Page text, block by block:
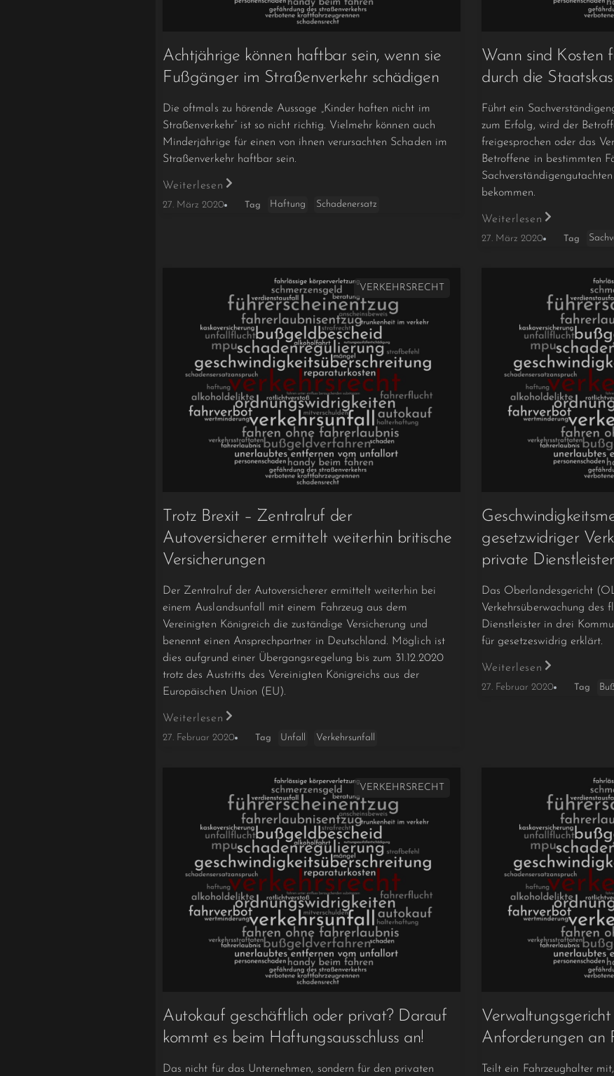
Achtjährige können haftbar sein, wenn sie
Fußgänger im Straßenverkehr schädigen
Die oftmals zu hörende Aussage „Kinder haften nicht im
Straßenverkehr“ ist so nicht richtig. Vielmehr können auch
Minderjährige für einen von ihnen verursachten Schaden im
Straßenverkehr haftbar sein.
Weiterlesen
27. März 2020 Tag Haftung Schadenersatz
Wann sind Kosten
durch die
Führt ein
zum Erfolg, wird der
freigesprochen oder das
Betroffene in bestimmten
bekommen.
Weiterlesen
27. März 2020 Tag
Trotz Brexit – Zentralruf der
Autoversicherer ermittelt weiterhin britische
Versicherungen
Der Zentralruf der Autoversicherer ermittelt weiterhin bei
einem Auslandsunfall mit einem Fahrzeug aus dem
Vereinigten Königreich die zuständige Versicherung und
benennt einen Ansprechpartner in Deutschland. Möglich ist
dies aufgrund einer Übergangsregelung bis zum 31.12.2020
trotz des Austritts des Vereinigten Königreichs aus der
Europäischen Union (EU).
Weiterlesen
27. Februar 2020 Tag Unfall Verkehrsunfall
VERKEHRSRECHT
gesetzwidriger
private Dienstleister
Das Oberlandesgericht
Verkehrsüberwachung des
Dienstleister in drei
für gesetzeswidrig erklärt.
Weiterlesen
27. Februar 2020 Tag
Autokauf geschäftlich oder privat? Darauf
kommt es beim Haftungsausschluss an!
Das nicht für das Unternehmen, sondern für den privaten
VERKEHRSRECHT
Anforderungen an
Teilt ein Fahrzeughalter